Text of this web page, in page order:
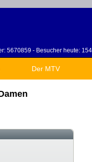
5670859 - Besucher heute:
Der MTV